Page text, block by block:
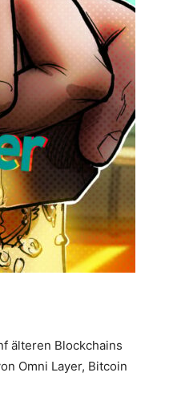
älteren Blockchains
Omni Layer, Bitcoin